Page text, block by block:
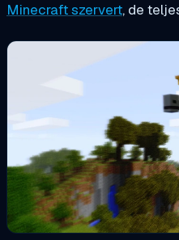
Minecraft szervert, de